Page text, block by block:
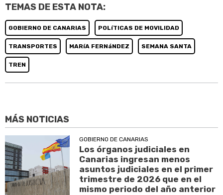
TEMAS DE ESTA NOTA:
GOBIERNO DE CANARIAS POLíTICAS DE MOVILIDAD
TRANSPORTES MARíA FERNáNDEZ SEMANA SANTA
TREN
MÁS NOTICIAS
GOBIERNO DE CANARIAS
Los órganos judiciales en
Canarias ingresan menos
asuntos judiciales en el primer
trimestre de 2026 que en el
mismo periodo del año anterior